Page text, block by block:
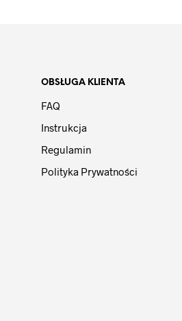
OBSŁUGA KLIENTA
FAQ
Instrukcja
Regulamin
Polityka Prywatności